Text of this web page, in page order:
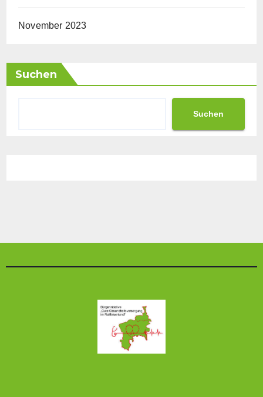
November 2023
Suchen
Suchen